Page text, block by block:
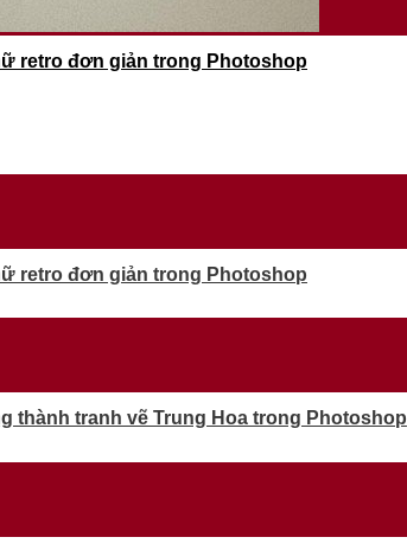
retro đơn giản trong Photoshop
retro đơn giản trong Photoshop
thành tranh vẽ Trung Hoa trong Photoshop